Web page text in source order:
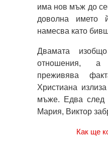
има нов мъж до
доволна името
намесва като
Двамата
отношения, а
преживява
Христиана
мъже. Едва след
Мария, Виктор
Как ще